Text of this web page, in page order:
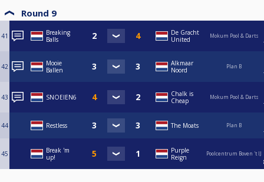
Round 9
41
Breaking
Balls
De Gracht
United
Mokum Pool & Darts
42
Mooie
Ballen
Alkmaar
Noord
Plan B
43 SNOEIEN6
Chalk is
Cheap
Mokum Pool & Darts
44 Restless The Moats Plan B
45
Break 'm
up!
Purple
Reign
Poolcentrum Boven 't IJ